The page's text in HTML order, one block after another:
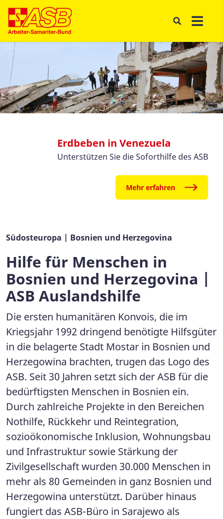
Erdbeben in Venezuela
Unterstützen Sie die Soforthilfe des ASB
Mehr erfahren
Südosteuropa | Bosnien und Herzegovina
Hilfe für Menschen in
Bosnien und Herzegovina |
ASB Auslandshilfe
Die ersten humanitären Konvois, die im
Kriegsjahr 1992 dringend benötigte Hilfsgüter
in die belagerte Stadt Mostar in Bosnien und
Herzegowina brachten, trugen das Logo des
ASB. Seit 30 Jahren setzt sich der ASB für die
bedürftigsten Menschen in Bosnien ein.
Durch zahlreiche Projekte in den Bereichen
Nothilfe, Rückkehr und Reintegration,
sozioökonomische Inklusion, Wohnungsbau
und Infrastruktur sowie Stärkung der
Zivilgesellschaft wurden 30.000 Menschen in
mehr als 80 Gemeinden in ganz Bosnien und
Herzegowina unterstützt. Darüber hinaus
fungiert das ASB-Büro in Sarajewo als